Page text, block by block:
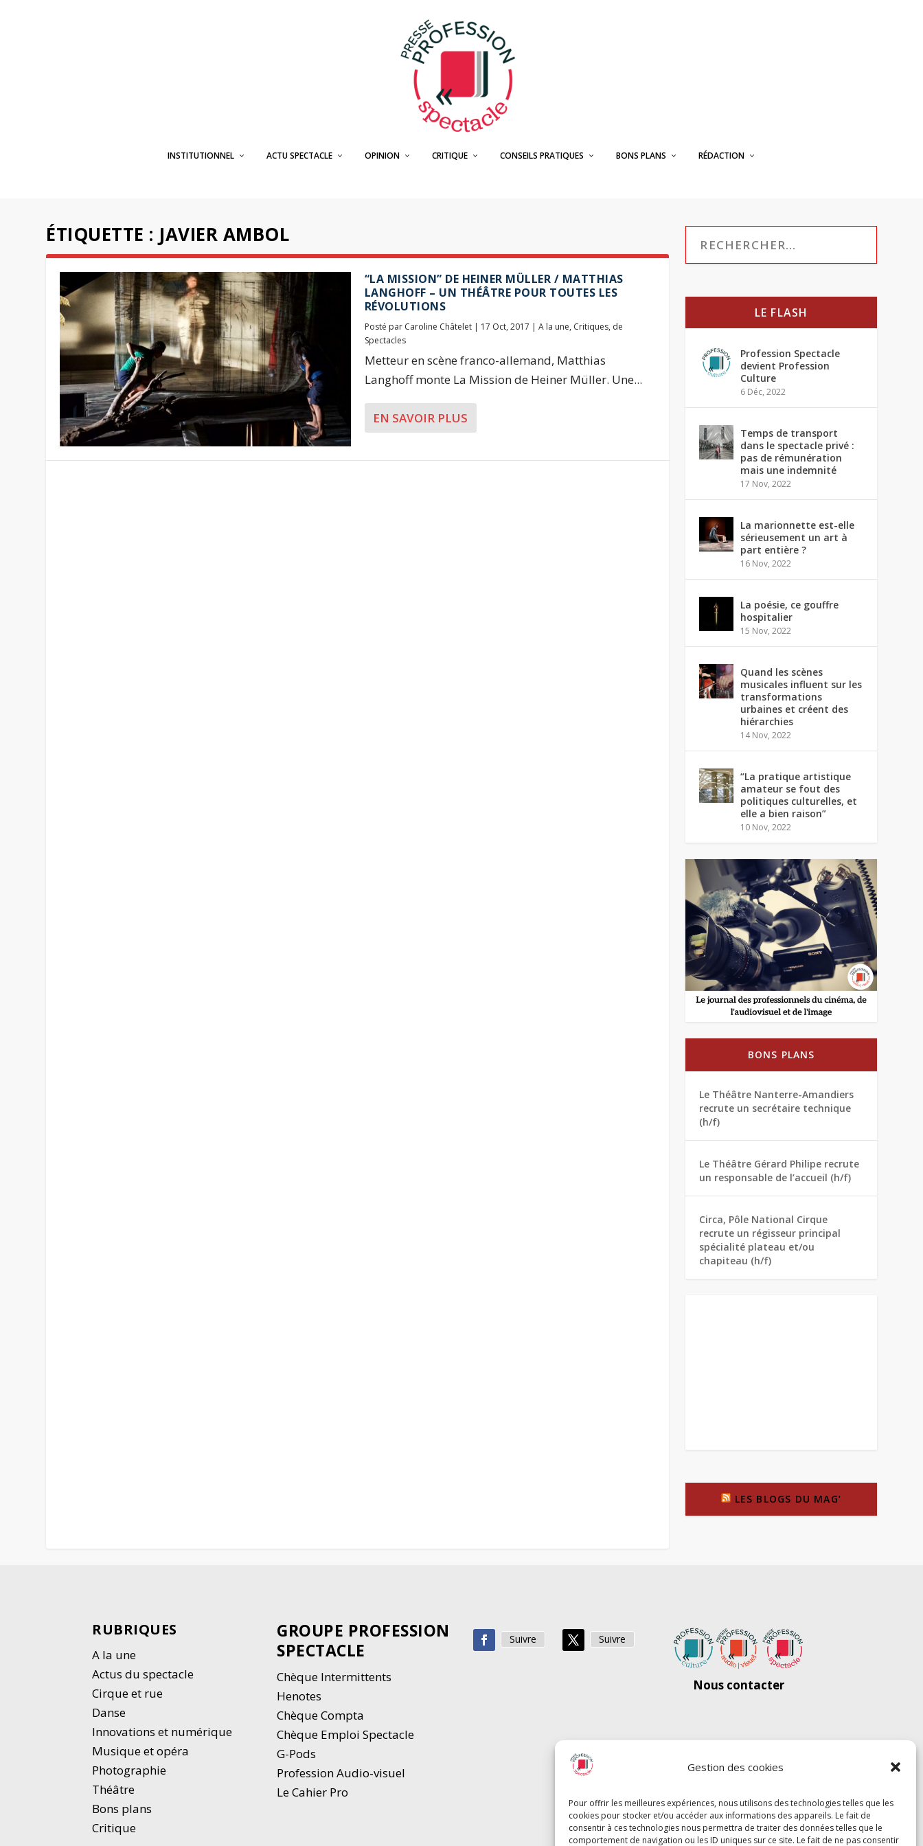
Gestion des cookies
Pour offrir les meilleures expériences, nous utilisons des technologies telles que les
cookies pour stocker et/ou accéder aux informations des appareils. Le fait de
consentir à ces technologies nous permettra de traiter des données telles que le
comportement de navigation ou les ID uniques sur ce site. Le fait de ne pas consentir
INSTITUTIONNEL ACTU SPECTACLE OPINION CRITIQUE CONSEILS PRATIQUES BONS PLANS RÉDACTION
ÉTIQUETTE : JAVIER AMBOL
“LA MISSION” DE HEINER MÜLLER / MATTHIAS
LANGHOFF – UN THÉÂTRE POUR TOUTES LES
RÉVOLUTIONS
Posté par Caroline Châtelet| 17 Oct, 2017 | A la une, Critiques, de
Spectacles
Metteur en scène franco-allemand, Matthias
Langhoff monte La Mission de Heiner Müller. Une...
EN SAVOIR PLUS
LE FLASH
Profession Spectacle
devient Profession
Culture
6 Déc, 2022
Temps de transport
dans le spectacle privé :
pas de rémunération
mais une indemnité
17 Nov, 2022
La marionnette est-elle
sérieusement un art à
part entière ?
16 Nov, 2022
La poésie, ce gouffre
hospitalier
15 Nov, 2022
Quand les scènes
musicales influent sur les
transformations
urbaines et créent des
hiérarchies
14 Nov, 2022
“La pratique artistique
amateur se fout des
politiques culturelles, et
elle a bien raison”
10 Nov, 2022
BONS PLANS
Le Théâtre Nanterre-Amandiers
recrute un secrétaire technique
(h/f)
Le Théâtre Gérard Philipe recrute
un responsable de l’accueil (h/f)
Circa, Pôle National Cirque
recrute un régisseur principal
spécialité plateau et/ou
chapiteau (h/f)
LES BLOGS DU MAG’
RUBRIQUES
A la une
Actus du spectacle
Cirque et rue
Danse
Innovations et numérique
Musique et opéra
Photographie
Théâtre
Bons plans
Critique
GROUPE PROFESSION
SPECTACLE
Chèque Intermittents
Henotes
Chèque Compta
Chèque Emploi Spectacle
G-Pods
Profession Audio-visuel
Le Cahier Pro
Suivre Suivre
Nous contacter